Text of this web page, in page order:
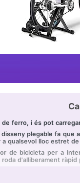
ferro, i és pot
disseny plegable fa que
qualsevol lloc estret
de bicicleta per a
roda d'alliberament
els "dents"